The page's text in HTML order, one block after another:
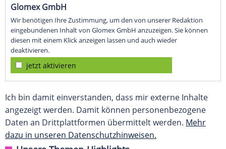
Glomex GmbH
Wir benötigen Ihre Zustimmung, um den von unserer Redaktion
eingebundenen Inhalt von Glomex GmbH anzuzeigen. Sie können
diesen mit einem Klick anzeigen lassen und auch wieder
deaktivieren.
jetzt aktivieren
Ich bin damit einverstanden, dass mir externe Inhalte
angezeigt werden. Damit können personenbezogene
Daten an Drittplattformen übermittelt werden. Mehr
dazu in unseren Datenschutzhinweisen.